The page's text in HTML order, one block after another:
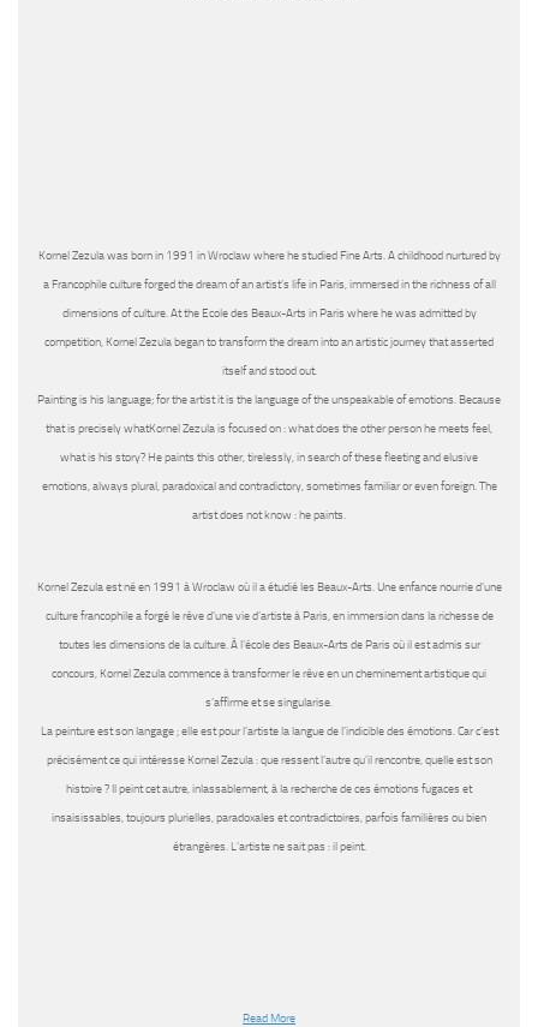
Kornel Zezula was born in 1991 in Wroclaw where he studied Fine Arts. A childhood nurtured by
a Francophile culture forged the dream of an artist’s life in Paris, immersed in the richness of all
dimensions of culture. At the Ecole des Beaux-Arts in Paris where he was admitted by
competition, Kornel Zezula began to transform the dream into an artistic journey that asserted
itself and stood out.
Painting is his language; for the artist it is the language of the unspeakable of emotions. Because
that is precisely whatKornel Zezula is focused on : what does the other person he meets feel,
what is his story? He paints this other, tirelessly, in search of these fleeting and elusive
emotions, always plural, paradoxical and contradictory, sometimes familiar or even foreign. The
artist does not know : he paints.
Kornel Zezula est né en 1991 à Wroclaw où il a étudié les Beaux-Arts. Une enfance nourrie d’une
culture francophile a forgé le rêve d’une vie d’artiste à Paris, en immersion dans la richesse de
toutes les dimensions de la culture. À l’école des Beaux-Arts de Paris où il est admis sur
concours, Kornel Zezula commence à transformer le rêve en un cheminement artistique qui
s’affirme et se singularise.
La peinture est son langage ; elle est pour l’artiste la langue de l’indicible des émotions. Car c’est
précisément ce qui intéresse Kornel Zezula : que ressent l’autre qu’il rencontre, quelle est son
histoire ? Il peint cet autre, inlassablement, à la recherche de ces émotions fugaces et
insaisissables, toujours plurielles, paradoxales et contradictoires, parfois familières ou bien
étrangères. L’artiste ne sait pas : il peint.
Read More